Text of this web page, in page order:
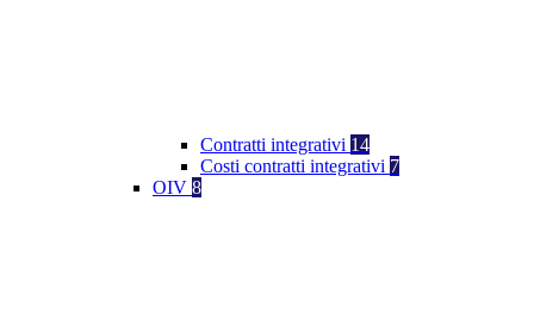
Contratti integrativi 14
Costi contratti integrativi 7
OIV 8